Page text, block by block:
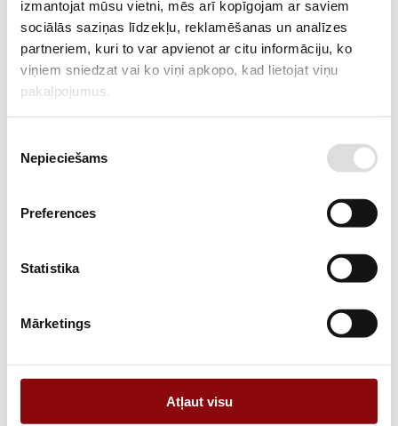
izmantojat mūsu vietni, mēs arī kopīgojam ar saviem
sociālās saziņas līdzekļu, reklamēšanas un analīzes
partneriem, kuri to var apvienot ar citu informāciju, ko
viņiem sniedzat vai ko viņi apkopo, kad lietojat viņu
pakalpojumus.
izvēle
Nepieciešams
Preferences
Statistika
Mārketings
Atļaut visu
Budžeta klases 3 fāžu ģenerators
Portatīvais ģenerators Energolukss DDS5000E-3,
Budžeta klases klusināts 3 fāžu ģenerators